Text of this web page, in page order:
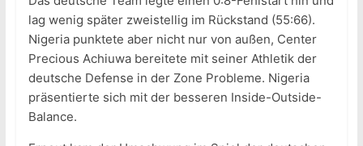
lag wenig später zweistellig im Rückstand (55:66).
Nigeria punktete aber nicht nur von außen, Center
Precious Achiuwa bereitete mit seiner Athletik der
deutsche Defense in der Zone Probleme. Nigeria
präsentierte sich mit der besseren Inside-Outside-
Balance.